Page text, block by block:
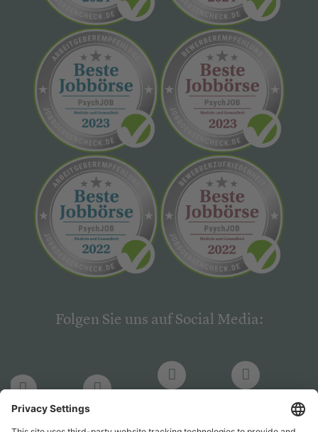
Folgen Sie uns auf Social Media:
LinkedIn
Hogrefe Hogrefe